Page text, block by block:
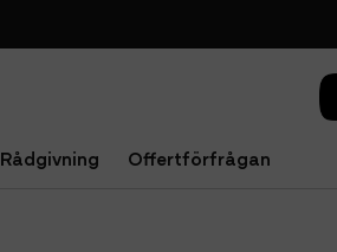
Rådgivning Offertförfrågan